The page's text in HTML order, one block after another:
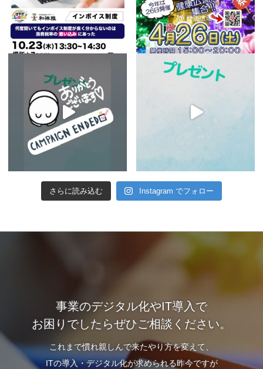
さらに読み込む Instagram でフォロー
事業のデジタル化やIT導入で
お困りでしたらぜひご相談ください。
これまで慣れ親しんで来たやり方を変えて、
ITの導入・デジタル化が求められる昨今ですが